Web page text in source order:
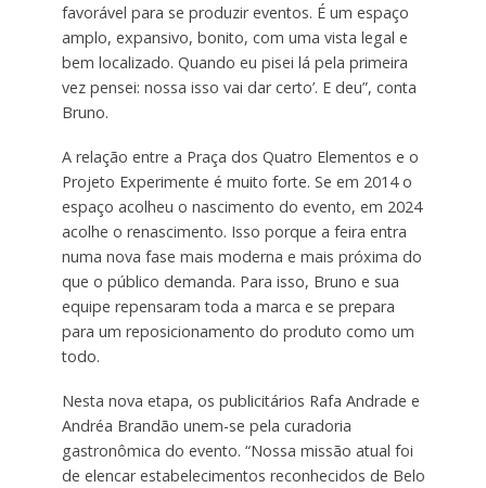
favorável para se produzir eventos. É um espaço
amplo, expansivo, bonito, com uma vista legal e
bem localizado. Quando eu pisei lá pela primeira
vez pensei: nossa isso vai dar certo’. E deu”, conta
Bruno.
A relação entre a Praça dos Quatro Elementos e o
Projeto Experimente é muito forte. Se em 2014 o
espaço acolheu o nascimento do evento, em 2024
acolhe o renascimento. Isso porque a feira entra
numa nova fase mais moderna e mais próxima do
que o público demanda. Para isso, Bruno e sua
equipe repensaram toda a marca e se prepara
para um reposicionamento do produto como um
todo.
Nesta nova etapa, os publicitários Rafa Andrade e
Andréa Brandão unem-se pela curadoria
gastronômica do evento. “Nossa missão atual foi
de elencar estabelecimentos reconhecidos de Belo